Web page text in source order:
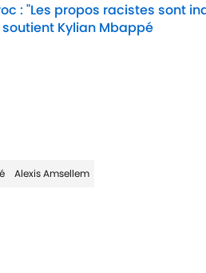
: "Les propos racistes sont
Kylian Mbappé
Date
Alexis Amsellem